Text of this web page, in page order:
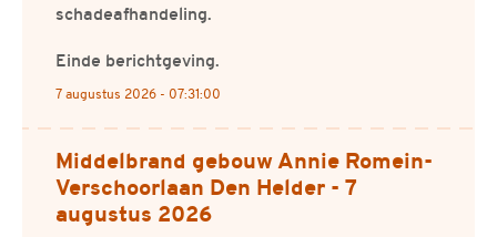
schadeafhandeling.
Einde berichtgeving.
7 augustus 2026 - 07:31:00
Middelbrand gebouw Annie Romein-
Verschoorlaan Den Helder - 7
augustus 2026